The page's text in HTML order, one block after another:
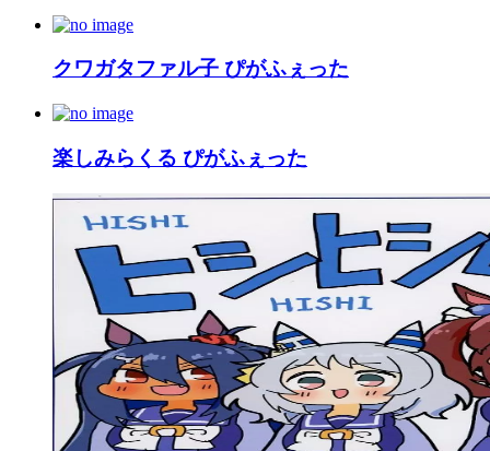
クワガタファル子 ぴがふぇった
楽しみらくる ぴがふぇった